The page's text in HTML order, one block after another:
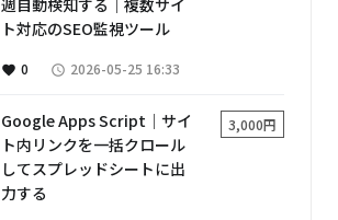
ト対応のSEO監視ツール
favorite 0 access_time 2026-05-25 16:33
Google Apps Script│サイ
ト内リンクを一括クロール
してスプレッドシートに出
力する
3,000円